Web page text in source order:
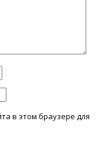
в этом браузере для